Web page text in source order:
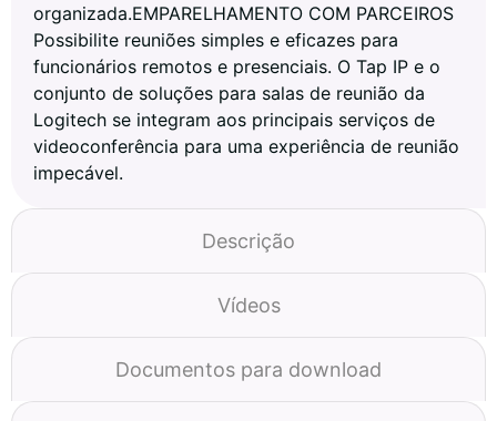
Descrição
Vídeos
Documentos para download
organizada.EMPARELHAMENTO COM PARCEIROS
Possibilite reuniões simples e eficazes para
funcionários remotos e presenciais. O Tap IP e o
conjunto de soluções para salas de reunião da
Logitech se integram aos principais serviços de
videoconferência para uma experiência de reunião
impecável.